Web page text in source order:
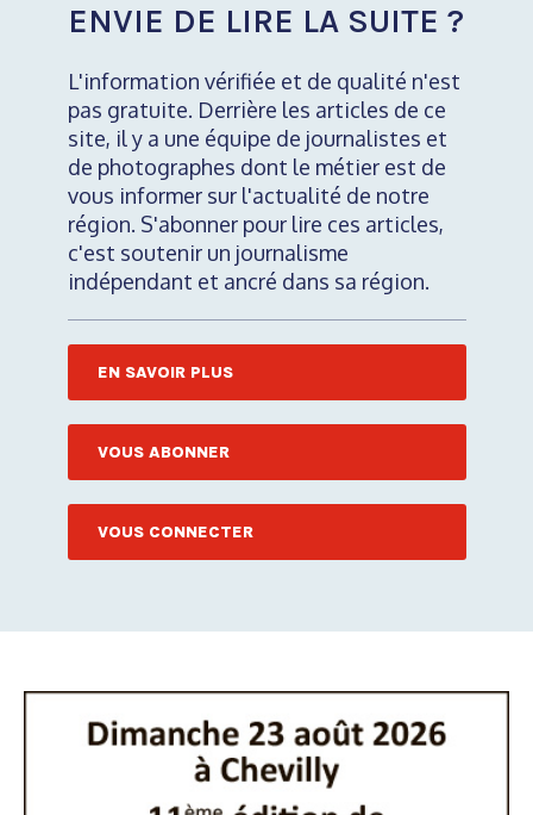
ENVIE DE LIRE LA SUITE ?
L'information vérifiée et de qualité n'est
pas gratuite. Derrière les articles de ce
site, il y a une équipe de journalistes et
de photographes dont le métier est de
vous informer sur l'actualité de notre
région. S'abonner pour lire ces articles,
c'est soutenir un journalisme
indépendant et ancré dans sa région.
EN SAVOIR PLUS
VOUS ABONNER
VOUS CONNECTER